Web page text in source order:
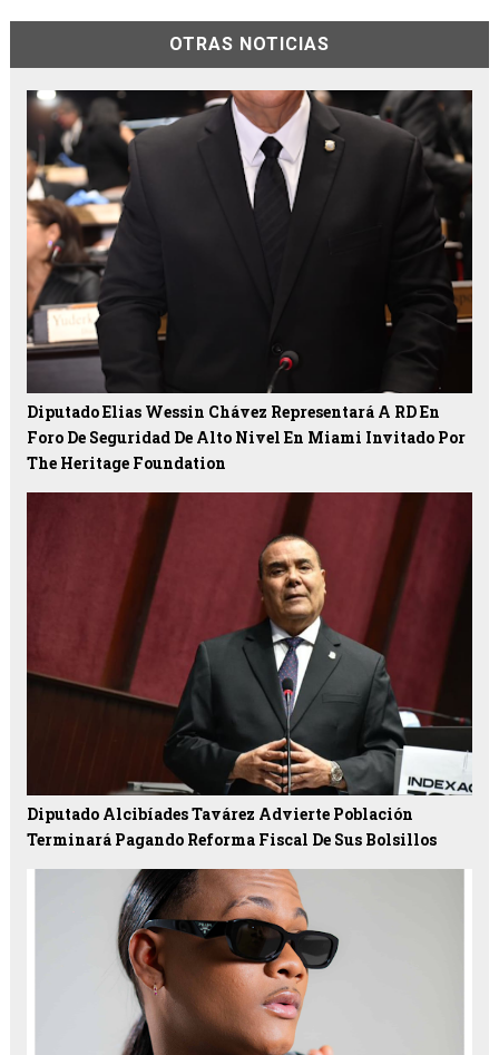
OTRAS NOTICIAS
Diputado Elias Wessin Chávez Representará A RD En
Foro De Seguridad De Alto Nivel En Miami Invitado Por
The Heritage Foundation
Diputado Alcibíades Tavárez Advierte Población
Terminará Pagando Reforma Fiscal De Sus Bolsillos